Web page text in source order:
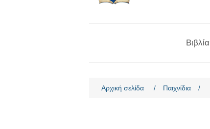
Βιβλία
Αρχική σελίδα / Παιχνίδια /